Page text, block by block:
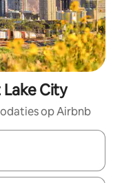
City
op Airbnb
maak je een keuze